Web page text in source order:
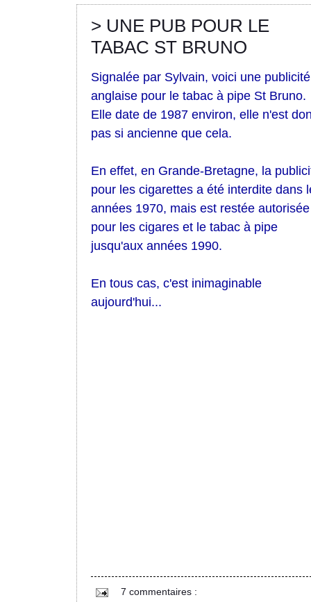
> UNE PUB POUR LE
TABAC ST BRUNO
Signalée par Sylvain, voici une publicité
anglaise pour le tabac à pipe St Bruno.
Elle date de 1987 environ, elle n'est
pas si ancienne que cela.
En effet, en Grande-Bretagne, la
pour les cigarettes a été interdite dans
années 1970, mais est restée autorisée
pour les cigares et le tabac à pipe
jusqu'aux années 1990.
En tous cas, c'est inimaginable
aujourd'hui...
7 commentaires :